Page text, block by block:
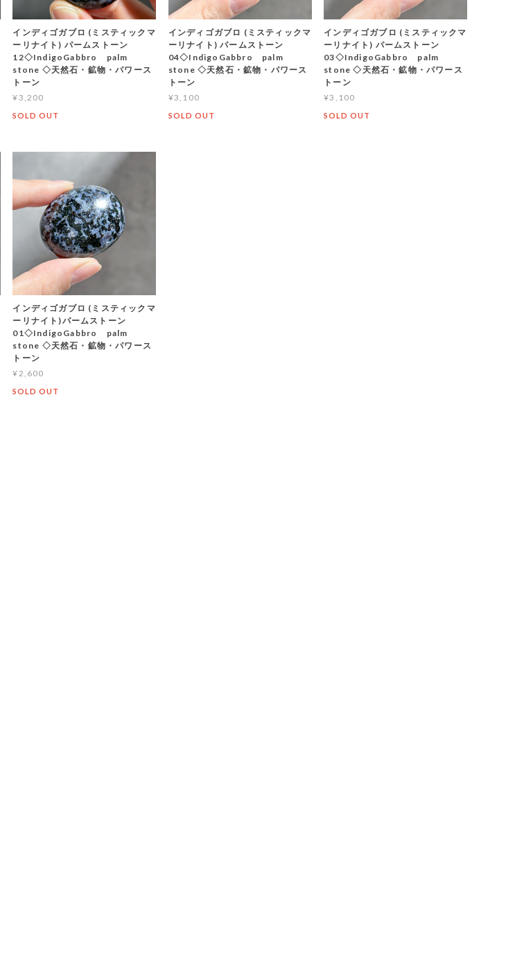
インディゴガブロ (ミスティックマ
ーリナイト) パームストーン
12◇IndigoGabbro palm
stone ◇天然石・鉱物・パワース
トーン
¥3,200
SOLD OUT
インディゴガブロ (ミスティックマ
ーリナイト) パームストーン
04◇IndigoGabbro palm
stone ◇天然石・鉱物・パワース
トーン
¥3,100
SOLD OUT
インディゴガブロ (ミスティックマ
ーリナイト) パームストーン
03◇IndigoGabbro palm
stone ◇天然石・鉱物・パワース
トーン
¥3,100
SOLD OUT
インディゴガブロ (ミスティックマ
ーリナイト)パームストーン
01◇IndigoGabbro palm
stone ◇天然石・鉱物・パワース
トーン
¥2,600
SOLD OUT